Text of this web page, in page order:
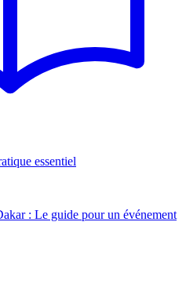
essentiel
: Le guide pour un événement